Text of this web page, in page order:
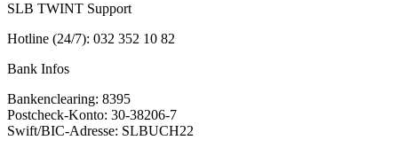
SLB TWINT Support
Hotline (24/7): 032 352 10 82
Bank Infos
Bankenclearing: 8395
Postcheck-Konto: 30-38206-7
Swift/BIC-Adresse: SLBUCH22